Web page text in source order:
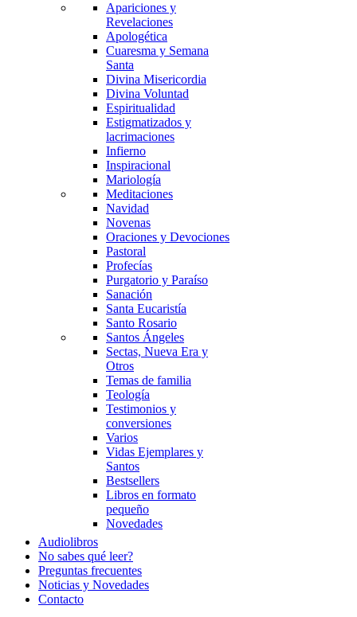
Apariciones y
Revelaciones
Apologética
Cuaresma y Semana
Santa
Divina Misericordia
Divina Voluntad
Espiritualidad
Estigmatizados y
lacrimaciones
Infierno
Inspiracional
Mariología
Meditaciones
Navidad
Novenas
Oraciones y Devociones
Pastoral
Profecías
Purgatorio y Paraíso
Sanación
Santa Eucaristía
Santo Rosario
Santos Ángeles
Sectas, Nueva Era y
Otros
Temas de familia
Teología
Testimonios y
conversiones
Varios
Vidas Ejemplares y
Santos
Bestsellers
Libros en formato
pequeño
Novedades
Audiolibros
No sabes qué leer?
Preguntas frecuentes
Noticias y Novedades
Contacto